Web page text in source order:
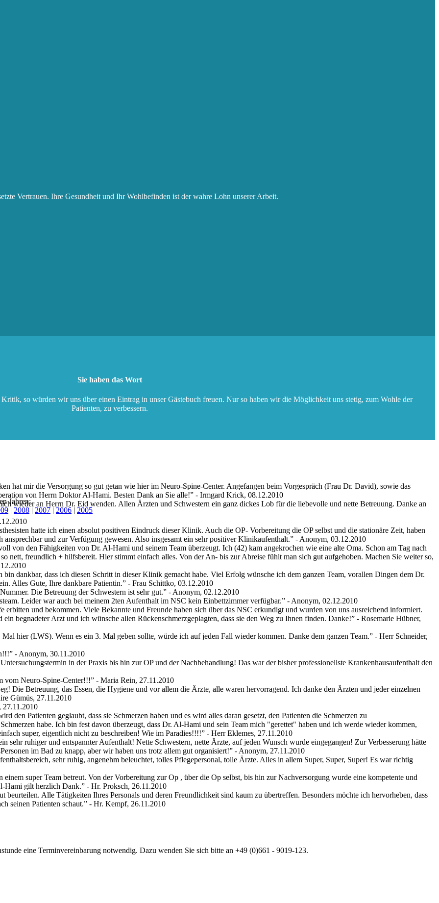
Vertrauen. Ihre Gesundheit und Ihr Wohlbefinden ist der wahre Lohn unserer Arbeit.
Sie haben das Wort
so würden wir uns über einen Eintrag in unser Gästebuch freuen. Nur so haben wir die Möglichkeit uns stetig, zum Wohle der
Patienten, zu verbessern.
Jahren:
| 2008 | 2007 | 2006 | 2005
hat mir die Versorgung so gut getan wie hier im Neuro-Spine-Center. Angefangen beim Vorgespräch (Frau Dr. David), sowie das
von Herrn Doktor Al-Hami. Besten Dank an Sie alle!” - Irmgard Krick, 08.12.2010
wieder an Herrn Dr. Eid wenden. Allen Ärzten und Schwestern ein ganz dickes Lob für die liebevolle und nette Betreuung. Danke an
hatte ich einen absolut positiven Eindruck dieser Klinik. Auch die OP- Vorbereitung die OP selbst und die stationäre Zeit, haben
und zur Verfügung gewesen. Also insgesamt ein sehr positiver Klinikaufenthalt.” - Anonym, 03.12.2010
von den Fähigkeiten von Dr. Al-Hami und seinem Team überzeugt. Ich (42) kam angekrochen wie eine alte Oma. Schon am Tag nach
nett, freundlich + hilfsbereit. Hier stimmt einfach alles. Von der An- bis zur Abreise fühlt man sich gut aufgehoben. Machen Sie weiter so,
dankbar, dass ich diesen Schritt in dieser Klinik gemacht habe. Viel Erfolg wünsche ich dem ganzen Team, vorallen Dingen dem Dr.
Alles Gute, Ihre dankbare Patientin.” - Frau Schittko, 03.12.2010
Die Betreuung der Schwestern ist sehr gut.” - Anonym, 02.12.2010
Leider war auch bei meinem 2ten Aufenthalt im NSC kein Einbettzimmer verfügbar.” - Anonym, 02.12.2010
und bekommen. Viele Bekannte und Freunde haben sich über das NSC erkundigt und wurden von uns ausreichend informiert.
begnadeter Arzt und ich wünsche allen Rückenschmerzgeplagten, dass sie den Weg zu Ihnen finden. Danke!” - Rosemarie Hübner,
hier (LWS). Wenn es ein 3. Mal geben sollte, würde ich auf jeden Fall wieder kommen. Danke dem ganzen Team.” - Herr Schneider,
” - Anonym, 30.11.2010
in der Praxis bis hin zur OP und der Nachbehandlung! Das war der bisher professionellste Krankenhausaufenthalt den
vom Neuro-Spine-Center!!!” - Maria Rein, 27.11.2010
Die Betreuung, das Essen, die Hygiene und vor allem die Ärzte, alle waren hervorragend. Ich danke den Ärzten und jeder einzelnen
Gümüs, 27.11.2010
27.11.2010
den Patienten geglaubt, dass sie Schmerzen haben und es wird alles daran gesetzt, den Patienten die Schmerzen zu
habe. Ich bin fest davon überzeugt, dass Dr. Al-Hami und sein Team mich "gerettet" haben und ich werde wieder kommen,
super, eigentlich nicht zu beschreiben! Wie im Paradies!!!!” - Herr Eklemes, 27.11.2010
ruhiger und entspannter Aufenthalt! Nette Schwestern, nette Ärzte, auf jeden Wunsch wurde eingegangen! Zur Verbesserung hätte
im Bad zu knapp, aber wir haben uns trotz allem gut organisiert!” - Anonym, 27.11.2010
sehr ruhig, angenehm beleuchtet, tolles Pflegepersonal, tolle Ärzte. Alles in allem Super, Super, Super! Es war richtig
super Team betreut. Von der Vorbereitung zur Op , über die Op selbst, bis hin zur Nachversorgung wurde eine kompetente und
Hami gilt herzlich Dank.” - Hr. Proksch, 26.11.2010
Alle Tätigkeiten Ihres Personals und deren Freundlichkeit sind kaum zu übertreffen. Besonders möchte ich hervorheben, dass
seinen Patienten schaut.” - Hr. Kempf, 26.11.2010
eine Terminvereinbarung notwendig. Dazu wenden Sie sich bitte an +49 (0)661 - 9019-123.